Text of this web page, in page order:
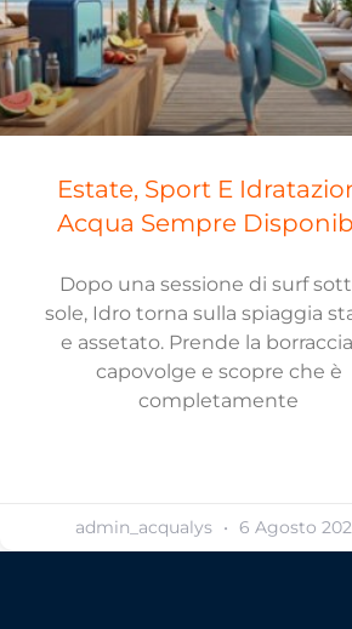
Estate, Sport E
Acqua Sempre
Dopo una sessione di surf
sole, Idro torna sulla spiaggia
e assetato. Prende la
capovolge e scopre che è
completamente
admin_acqualys 6 Agosto